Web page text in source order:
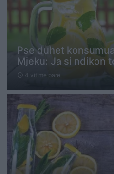
Pse duhet
Mjeku: Ja si ndikon
schedule 4 vit me parë